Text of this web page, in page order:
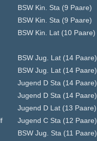
BSW Kin. Sta (9 Paare)
BSW Kin. Sta (9 Paare)
BSW Kin. Lat (10 Paare)
BSW Jug. Lat (14 Paare)
BSW Jug. Lat (14 Paare)
Jugend D Sta (14 Paare)
Jugend D Sta (14 Paare)
Jugend D Lat (13 Paare)
Jugend C Sta (12 Paare)
BSW Jug. Sta (11 Paare)